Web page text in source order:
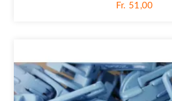
Fr. 51,00